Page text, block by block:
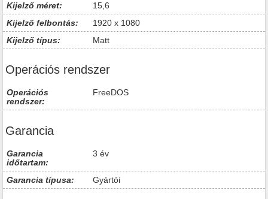
Kijelző méret:
15,6
Kijelző felbontás:
1920 x 1080
Kijelző típus:
Matt
Operációs rendszer
Operációs
rendszer:
FreeDOS
Garancia
Garancia
időtartam:
3 év
Garancia típusa: Gyártói